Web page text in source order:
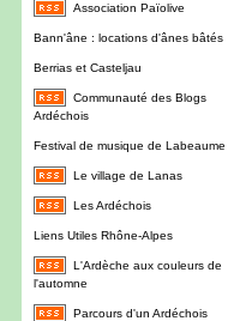
Association Païolive
Bann'âne : locations d'ânes bâtés
Berrias et Casteljau
Communauté des Blogs
Ardéchois
Festival de musique de Labeaume
Le village de Lanas
Les Ardéchois
Liens Utiles Rhône-Alpes
L'Ardèche aux couleurs de
l'automne
Parcours d'un Ardéchois